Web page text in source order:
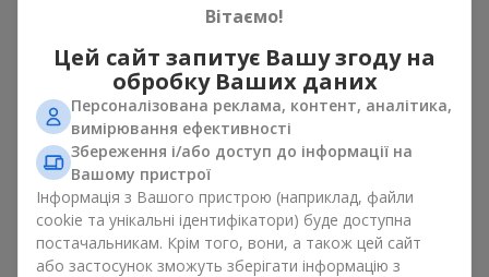
свята
Квіти з цукерками — це приклад того, як проста ідея може
виглядати дуже ефектно. Квіти дарують емоцію тут і зараз,
а коробка з квітами і солодощами залишає маленьке
продовження радості. Разом квіти з цукерками створюють
гармонію кольору й смаку, яка завжди працює. Головне —
правильно вибрати композицію десерт і квітка:
як романтичне поєднання чудово підійдесюрприз для
коханої, в якому класичнітрояндидоповнені
цукерками ferrero rocher або цукерками рафаелло;
Вітаємо!
Цей сайт запитує Вашу згоду на
обробку Ваших даних
Персоналізована реклама, контент, аналітика,
вимірювання ефективності
Збереження і/або доступ до інформації на
Вашому пристрої
Інформація з Вашого пристрою (наприклад, файли
cookie та унікальні ідентифікатори) буде доступна
постачальникам. Крім того, вони, а також цей сайт
або застосунок зможуть зберігати інформацію з